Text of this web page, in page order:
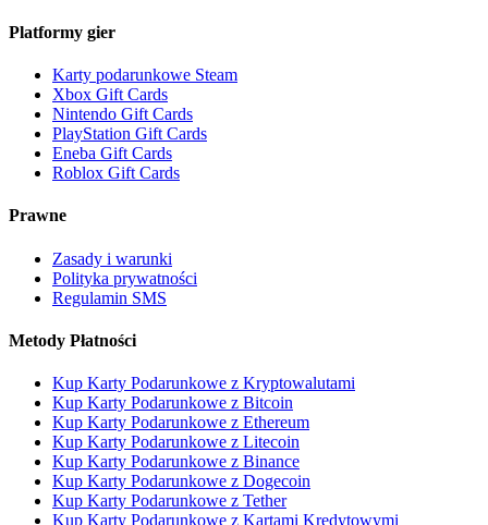
Platformy gier
Karty podarunkowe Steam
Xbox Gift Cards
Nintendo Gift Cards
PlayStation Gift Cards
Eneba Gift Cards
Roblox Gift Cards
Prawne
Zasady i warunki
Polityka prywatności
Regulamin SMS
Metody Płatności
Kup Karty Podarunkowe z Kryptowalutami
Kup Karty Podarunkowe z Bitcoin
Kup Karty Podarunkowe z Ethereum
Kup Karty Podarunkowe z Litecoin
Kup Karty Podarunkowe z Binance
Kup Karty Podarunkowe z Dogecoin
Kup Karty Podarunkowe z Tether
Kup Karty Podarunkowe z Kartami Kredytowymi